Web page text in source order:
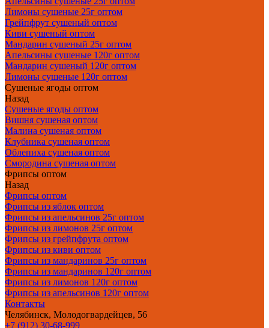
Лимоны сушеные 25г оптом
Грейпфрут сушеный оптом
Киви сушеный оптом
Мандарин сушеный 25г оптом
Апельсины сушеные 120г оптом
Мандарин сушеный 120г оптом
Лимоны сушеные 120г оптом
Сушеные ягоды оптом
Назад
Сушеные ягоды оптом
Вишня сушеная оптом
Малина сушеная оптом
Клубника сушеная оптом
Облепиха сушеная оптом
Смородина сушеная оптом
Фрипсы оптом
Назад
Фрипсы оптом
Фрипсы из яблок оптом
Фрипсы из апельсинов 25г оптом
Фрипсы из лимонов 25г оптом
Фрипсы из грейпфрута оптом
Фрипсы из киви оптом
Фрипсы из мандаринов 25г оптом
Фрипсы из мандаринов 120г оптом
Фрипсы из лимонов 120г оптом
Фрипсы из апельсинов 120г оптом
Контакты
Челябинск, Молодогвардейцев, 56
+7 (912) 30-68-999